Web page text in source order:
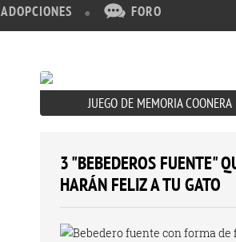
ADOPCIONES FORO
JUEGO DE MEMORIA COONERA
3 "BEBEDEROS FUENTE"
HARÁN FELIZ A TU GATO